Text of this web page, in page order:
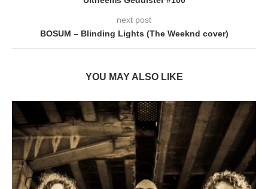
next post
BOSUM – Blinding Lights (The Weeknd cover)
YOU MAY ALSO LIKE